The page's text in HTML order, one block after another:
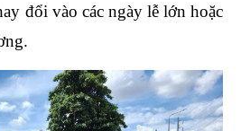
đổi vào các ngày lễ lớn hoặc